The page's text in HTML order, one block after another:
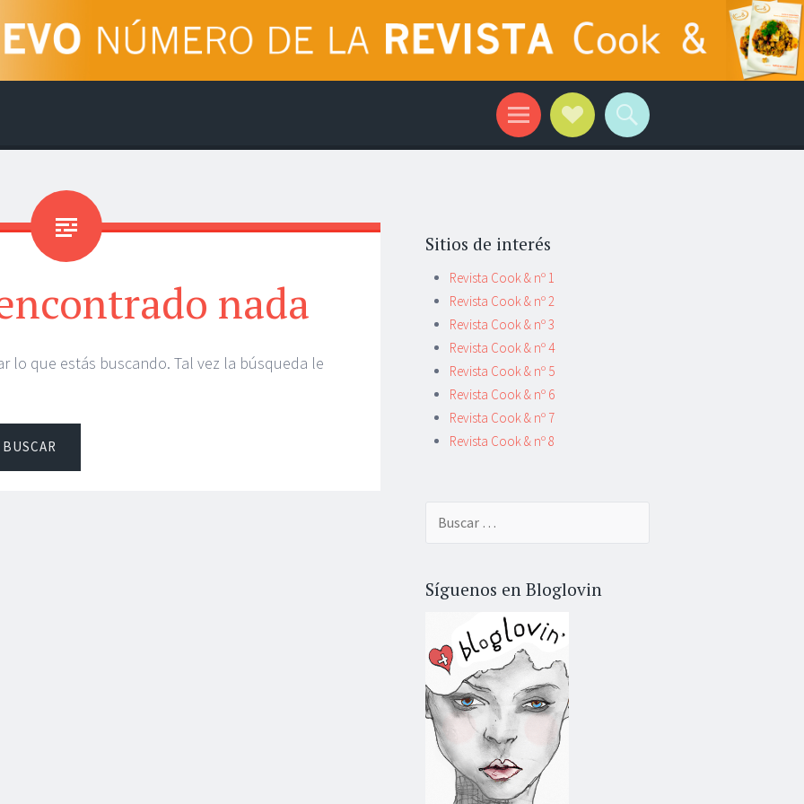
nada
lo que estás buscando. Tal vez la búsqueda le
Sitios de interés
Revista Cook & nº 1
Revista Cook & nº 2
Revista Cook & nº 3
Revista Cook & nº 4
Revista Cook & nº 5
Revista Cook & nº 6
Revista Cook & nº 7
Revista Cook & nº 8
Síguenos en Bloglovin